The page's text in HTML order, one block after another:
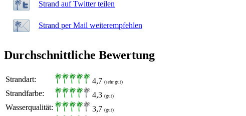
Strand auf Twitter teilen
Strand per Mail weiterempfehlen
Durchschnittliche Bewertung
Strandart: 4,7 (sehr gut)
Strandfarbe: 4,3 (gut)
Wasserqualität: 3,7 (gut)